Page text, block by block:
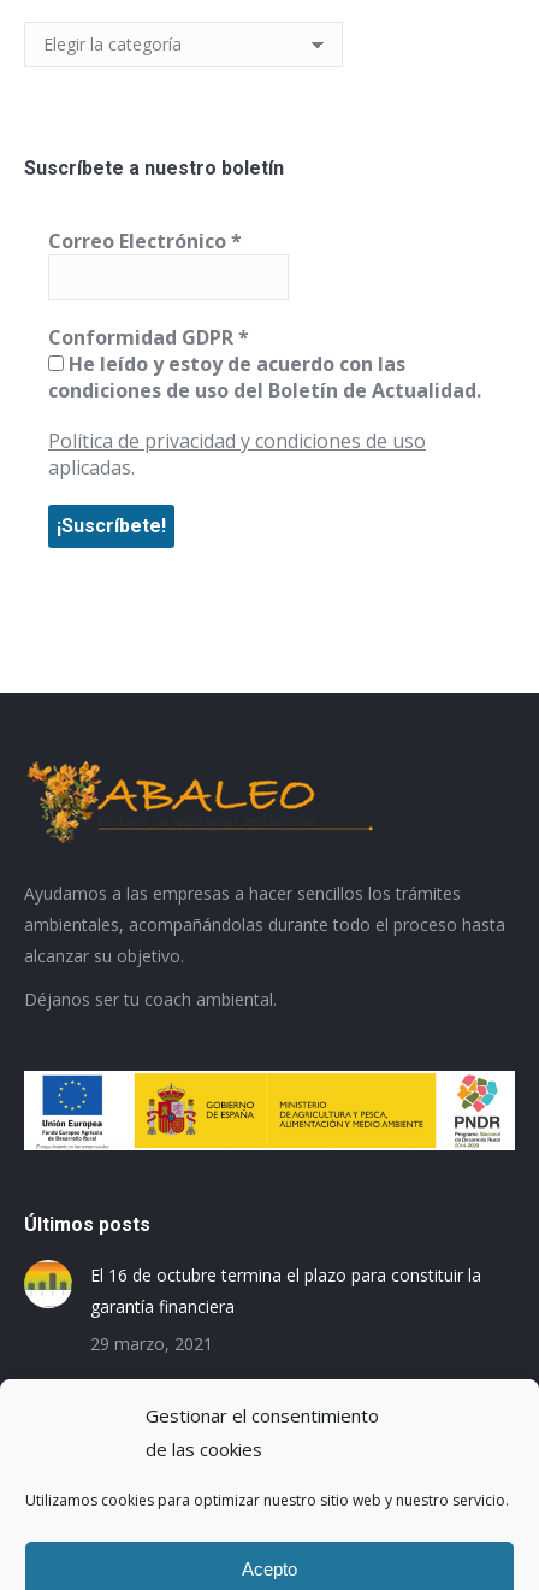
Gestionar el consentimiento
de las cookies
Utilizamos cookies para optimizar nuestro sitio web y nuestro servicio.
Acepto
Categorías
Suscríbete a nuestro boletín
Correo Electrónico*
Conformidad GDPR*
He leído y estoy de acuerdo con las
condiciones de uso del Boletín de Actualidad.
Política de privacidad y condiciones de uso
aplicadas.
Ayudamos a las empresas a hacer sencillos los trámites
ambientales, acompañándolas durante todo el proceso hasta
alcanzar su objetivo.
Déjanos ser tu coach ambiental.
Últimos posts
El 16 de octubre termina el plazo para constituir la
garantía financiera
29 marzo, 2021
de la Huella de Carbono
3 diciembre, 2019
Reduciendo la Huella Hídrica en una planta de
montaje de coches